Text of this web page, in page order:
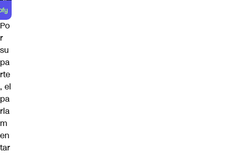
Po
r
su
pa
rte
, el
pa
rla
m
en
tar